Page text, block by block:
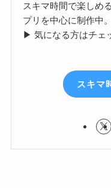
スキマ時間で楽しめ
プリを中心に制作中。
▶ 気になる方はチェ
スキマ